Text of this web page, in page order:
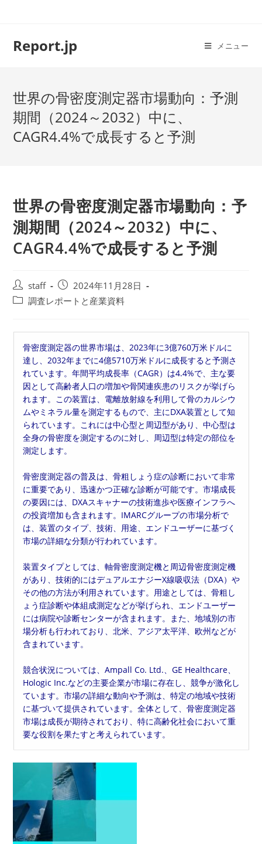
Report.jp メニュー
世界の骨密度測定器市場動向：予測
期間（2024～2032）中に、
CAGR4.4%で成長すると予測
世界の骨密度測定器市場動向：予
測期間（2024～2032）中に、
CAGR4.4%で成長すると予測
投
稿
staff
投
稿
日:
2024年11月28日
投
ー:
調査レポートと産業資料
骨密度測定器の世界市場は、2023年に3億760万米ドルに
達し、2032年までに4億5710万米ドルに成長すると予測さ
れています。年間平均成長率（CAGR）は4.4%で、主な要
因として高齢者人口の増加や骨関連疾患のリスクが挙げら
れます。この装置は、電離放射線を利用して骨のカルシウ
ムやミネラル量を測定するもので、主にDXA装置として知
られています。これには中心型と周辺型があり、中心型は
全身の骨密度を測定するのに対し、周辺型は特定の部位を
測定します。
骨密度測定器の普及は、骨粗しょう症の診断において非常
に重要であり、迅速かつ正確な診断が可能です。市場成長
の要因には、DXAスキャナーの技術進歩や医療インフラへ
の投資増加も含まれます。IMARCグループの市場分析で
は、装置のタイプ、技術、用途、エンドユーザーに基づく
市場の詳細な分類が行われています。
装置タイプとしては、軸骨密度測定機と周辺骨密度測定機
があり、技術的にはデュアルエナジーX線吸収法（DXA）や
その他の方法が利用されています。用途としては、骨粗し
ょう症診断や体組成測定などが挙げられ、エンドユーザー
には病院や診断センターが含まれます。また、地域別の市
場分析も行われており、北米、アジア太平洋、欧州などが
含まれています。
競合状況については、Ampall Co. Ltd.、GE Healthcare、
Hologic Inc.などの主要企業が市場に存在し、競争が激化し
ています。市場の詳細な動向や予測は、特定の地域や技術
に基づいて提供されています。全体として、骨密度測定器
市場は成長が期待されており、特に高齢化社会において重
要な役割を果たすと考えられています。